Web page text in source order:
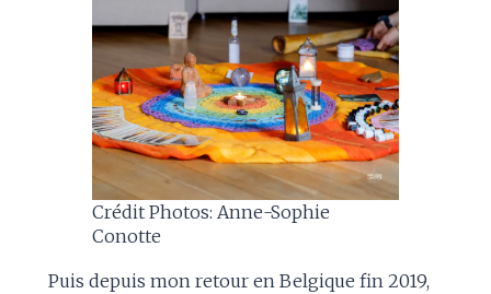
Crédit Photos: Anne-Sophie
Conotte
Puis depuis mon retour en Belgique fin 2019,